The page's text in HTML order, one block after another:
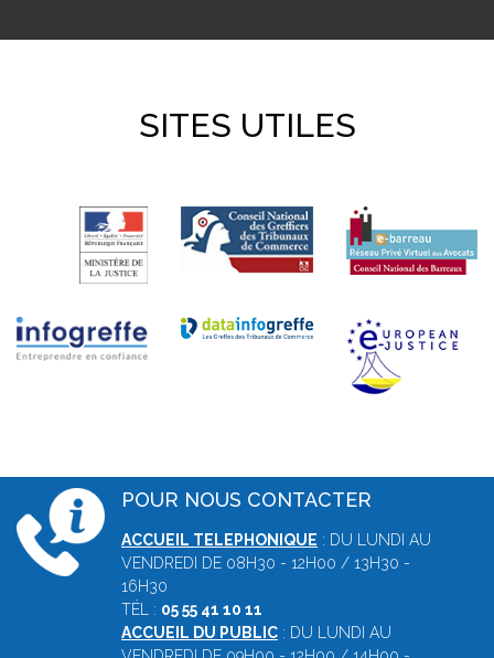
SITES UTILES
POUR NOUS CONTACTER
ACCUEIL TELEPHONIQUE : DU LUNDI AU
VENDREDI DE 08H30 - 12H00 / 13H30 -
16H30
TÉL : 05 55 41 10 11
ACCUEIL DU PUBLIC : DU LUNDI AU